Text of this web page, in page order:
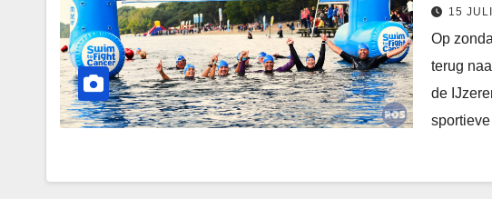
15
Op
terug
de